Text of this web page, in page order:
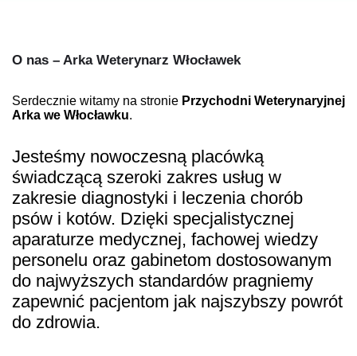
O nas – Arka Weterynarz Włocławek
Serdecznie witamy na stronie Przychodni Weterynaryjnej
Arka we Włocławku.
Jesteśmy nowoczesną placówką
świadczącą szeroki zakres usług w
zakresie diagnostyki i leczenia chorób
psów i kotów. Dzięki specjalistycznej
aparaturze medycznej, fachowej wiedzy
personelu oraz gabinetom dostosowanym
do najwyższych standardów pragniemy
zapewnić pacjentom jak najszybszy powrót
do zdrowia.